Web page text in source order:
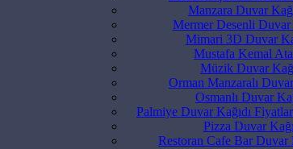
Manzara Duvar
Mermer Desenli Duvar
Mimari 3D Duvar
Mustafa Kemal
Müzik Duvar
Orman Manzaralı Duvar
Osmanlı Duvar
Palmiye Duvar Kağıdı
Pizza Duvar
Restoran Cafe Bar Duvar